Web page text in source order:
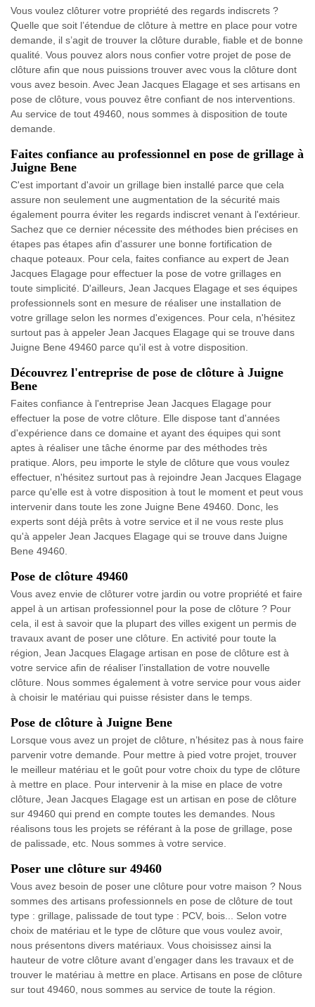
Vous voulez clôturer votre propriété des regards indiscrets ?
Quelle que soit l’étendue de clôture à mettre en place pour votre
demande, il s’agit de trouver la clôture durable, fiable et de bonne
qualité. Vous pouvez alors nous confier votre projet de pose de
clôture afin que nous puissions trouver avec vous la clôture dont
vous avez besoin. Avec Jean Jacques Elagage et ses artisans en
pose de clôture, vous pouvez être confiant de nos interventions.
Au service de tout 49460, nous sommes à disposition de toute
demande.
Faites confiance au professionnel en pose de grillage à
Juigne Bene
C'est important d'avoir un grillage bien installé parce que cela
assure non seulement une augmentation de la sécurité mais
également pourra éviter les regards indiscret venant à l'extérieur.
Sachez que ce dernier nécessite des méthodes bien précises en
étapes pas étapes afin d'assurer une bonne fortification de
chaque poteaux. Pour cela, faites confiance au expert de Jean
Jacques Elagage pour effectuer la pose de votre grillages en
toute simplicité. D'ailleurs, Jean Jacques Elagage et ses équipes
professionnels sont en mesure de réaliser une installation de
votre grillage selon les normes d'exigences. Pour cela, n'hésitez
surtout pas à appeler Jean Jacques Elagage qui se trouve dans
Juigne Bene 49460 parce qu'il est à votre disposition.
Découvrez l'entreprise de pose de clôture à Juigne
Bene
Faites confiance à l'entreprise Jean Jacques Elagage pour
effectuer la pose de votre clôture. Elle dispose tant d'années
d'expérience dans ce domaine et ayant des équipes qui sont
aptes à réaliser une tâche énorme par des méthodes très
pratique. Alors, peu importe le style de clôture que vous voulez
effectuer, n'hésitez surtout pas à rejoindre Jean Jacques Elagage
parce qu'elle est à votre disposition à tout le moment et peut vous
intervenir dans toute les zone Juigne Bene 49460. Donc, les
experts sont déjà prêts à votre service et il ne vous reste plus
qu'à appeler Jean Jacques Elagage qui se trouve dans Juigne
Bene 49460.
Pose de clôture 49460
Vous avez envie de clôturer votre jardin ou votre propriété et faire
appel à un artisan professionnel pour la pose de clôture ? Pour
cela, il est à savoir que la plupart des villes exigent un permis de
travaux avant de poser une clôture. En activité pour toute la
région, Jean Jacques Elagage artisan en pose de clôture est à
votre service afin de réaliser l’installation de votre nouvelle
clôture. Nous sommes également à votre service pour vous aider
à choisir le matériau qui puisse résister dans le temps.
Pose de clôture à Juigne Bene
Lorsque vous avez un projet de clôture, n’hésitez pas à nous faire
parvenir votre demande. Pour mettre à pied votre projet, trouver
le meilleur matériau et le goût pour votre choix du type de clôture
à mettre en place. Pour intervenir à la mise en place de votre
clôture, Jean Jacques Elagage est un artisan en pose de clôture
sur 49460 qui prend en compte toutes les demandes. Nous
réalisons tous les projets se référant à la pose de grillage, pose
de palissade, etc. Nous sommes à votre service.
Poser une clôture sur 49460
Vous avez besoin de poser une clôture pour votre maison ? Nous
sommes des artisans professionnels en pose de clôture de tout
type : grillage, palissade de tout type : PCV, bois... Selon votre
choix de matériau et le type de clôture que vous voulez avoir,
nous présentons divers matériaux. Vous choisissez ainsi la
hauteur de votre clôture avant d’engager dans les travaux et de
trouver le matériau à mettre en place. Artisans en pose de clôture
sur tout 49460, nous sommes au service de toute la région.